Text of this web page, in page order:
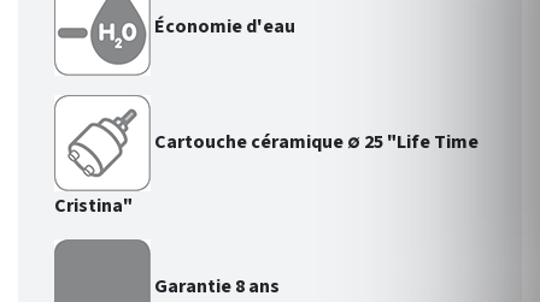
Économie d'eau
Cartouche céramique∅ 25"Life Time
Cristina"
Garantie 8 ans